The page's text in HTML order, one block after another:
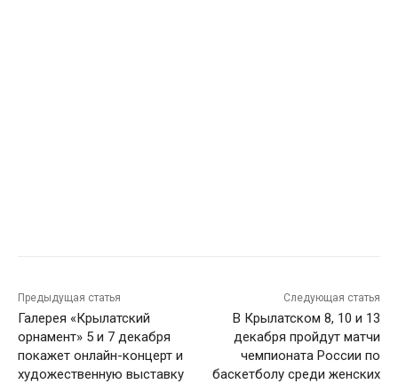
Предыдущая статья
Галерея «Крылатский
орнамент» 5 и 7 декабря
покажет онлайн-концерт и
художественную выставку
Следующая статья
В Крылатском 8, 10 и 13
декабря пройдут матчи
чемпионата России по
баскетболу среди женских